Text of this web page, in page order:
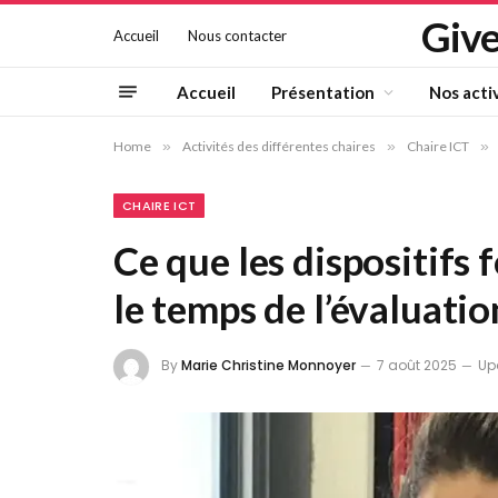
Accueil Nous contacter
Accueil Présentation Nos
Home » Activités des différentes chaires » Chaire ICT »
CHAIRE ICT
Ce que les dispositifs
le temps de
ByMarie Christine Monnoyer 7 août 2025